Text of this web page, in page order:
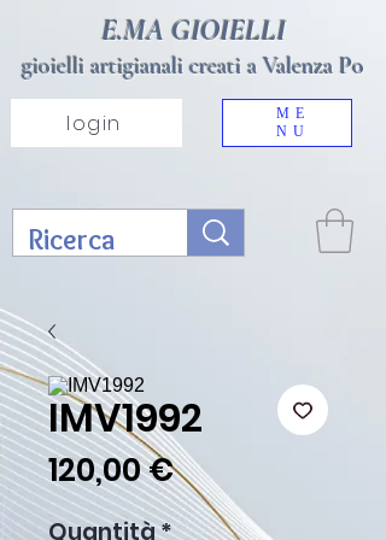
ME
NU
E.MA GIOIELLI
gioielli artigianali creati a Valenza Po
login
IMV1992
120,00 €Prezzo
Quantità*